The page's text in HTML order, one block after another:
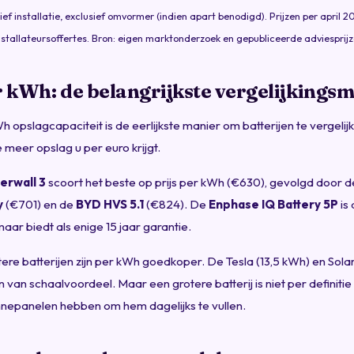
installatie, exclusief omvormer (indien apart benodigd). Prijzen per april
Bron: eigen marktonderzoek en gepubliceerde
kWh: de belangrijkste
opslagcapaciteit is de eerlijkste manier om batterijen te
meer opslag u per euro krijgt.
3 scoort het beste op prijs per kWh (€630), gevolgd door
(€701) en de BYD HVS 5.1(€824). De Enphase IQ Battery 5P is
biedt als enige 15 jaar garantie.
batterijen zijn per kWh goedkoper. De Tesla (13,5 kWh) en
van schaalvoordeel. Maar een grotere batterij is niet per
hebben om hem dagelijks te vullen.